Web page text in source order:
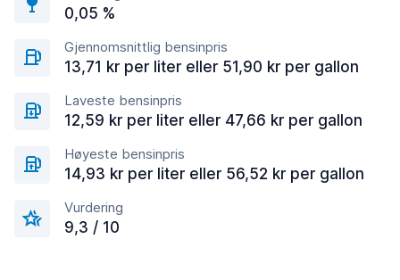
0,05 %
Gjennomsnittlig bensinpris
13,71 kr per liter eller 51,90 kr per gallon
Laveste bensinpris
12,59 kr per liter eller 47,66 kr per gallon
Høyeste bensinpris
14,93 kr per liter eller 56,52 kr per gallon
Vurdering
9,3 / 10